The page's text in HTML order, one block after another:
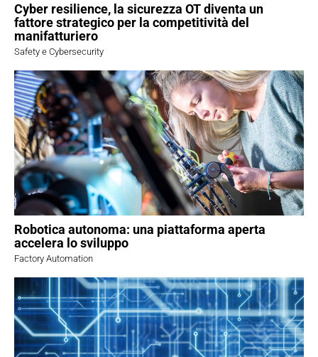
Cyber resilience, la sicurezza OT diventa un
fattore strategico per la competitività del
manifatturiero
Safety e Cybersecurity
Robotica autonoma: una piattaforma aperta
accelera lo sviluppo
Factory Automation